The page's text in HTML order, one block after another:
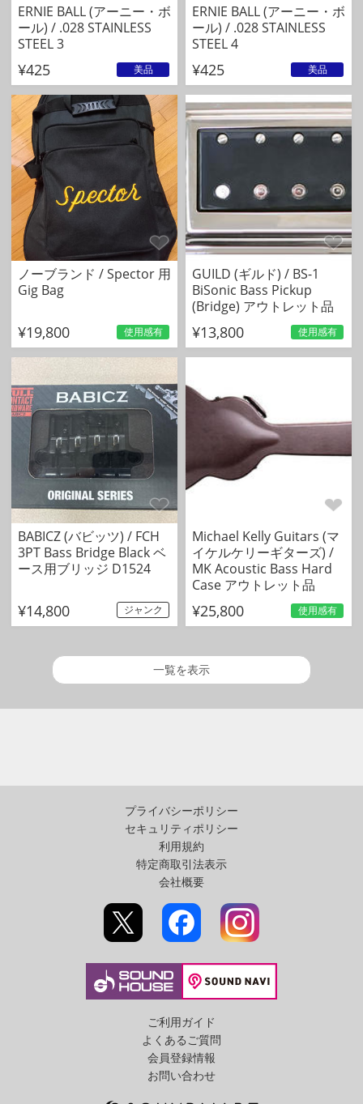
ERNIE BALL (アーニー・ボ
ール) / .028 STAINLESS
STEEL 3
¥425 美品
ERNIE BALL (アーニー・ボ
ール) / .028 STAINLESS
STEEL 4
¥425 美品
ノーブランド / Spector 用
Gig Bag
¥19,800 使用感有
GUILD (ギルド) / BS-1
BiSonic Bass Pickup
(Bridge) アウトレット品
¥13,800 使用感有
BABICZ (バビッツ) / FCH
3PT Bass Bridge Black ベ
ース用ブリッジ D1524
¥14,800 ジャンク
Michael Kelly Guitars (マ
イケルケリーギターズ) /
MK Acoustic Bass Hard
Case アウトレット品
¥25,800 使用感有
一覧を表示
プライバシーポリシー
セキュリティポリシー
利用規約
特定商取引法表示
会社概要
ご利用ガイド
よくあるご質問
会員登録情報
お問い合わせ